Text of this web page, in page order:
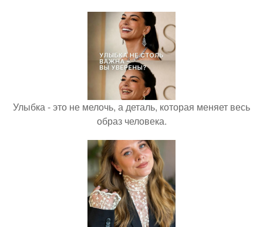
Улыбка - это не мелочь, а деталь, которая меняет весь
образ человека.